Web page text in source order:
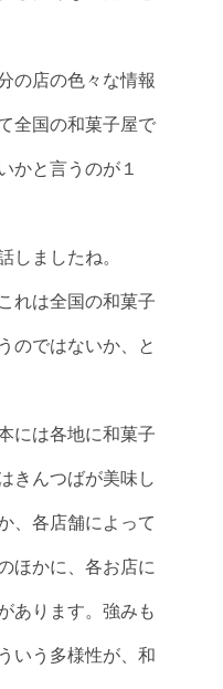
の店の色々な情報
全国の和菓子屋で
かと言うのが１
しましたね。
れは全国の和菓子
のではないか、と
には各地に和菓子
きんつばが美味し
、各店舗によって
ほかに、各お店に
あります。強みも
いう多様性が、和